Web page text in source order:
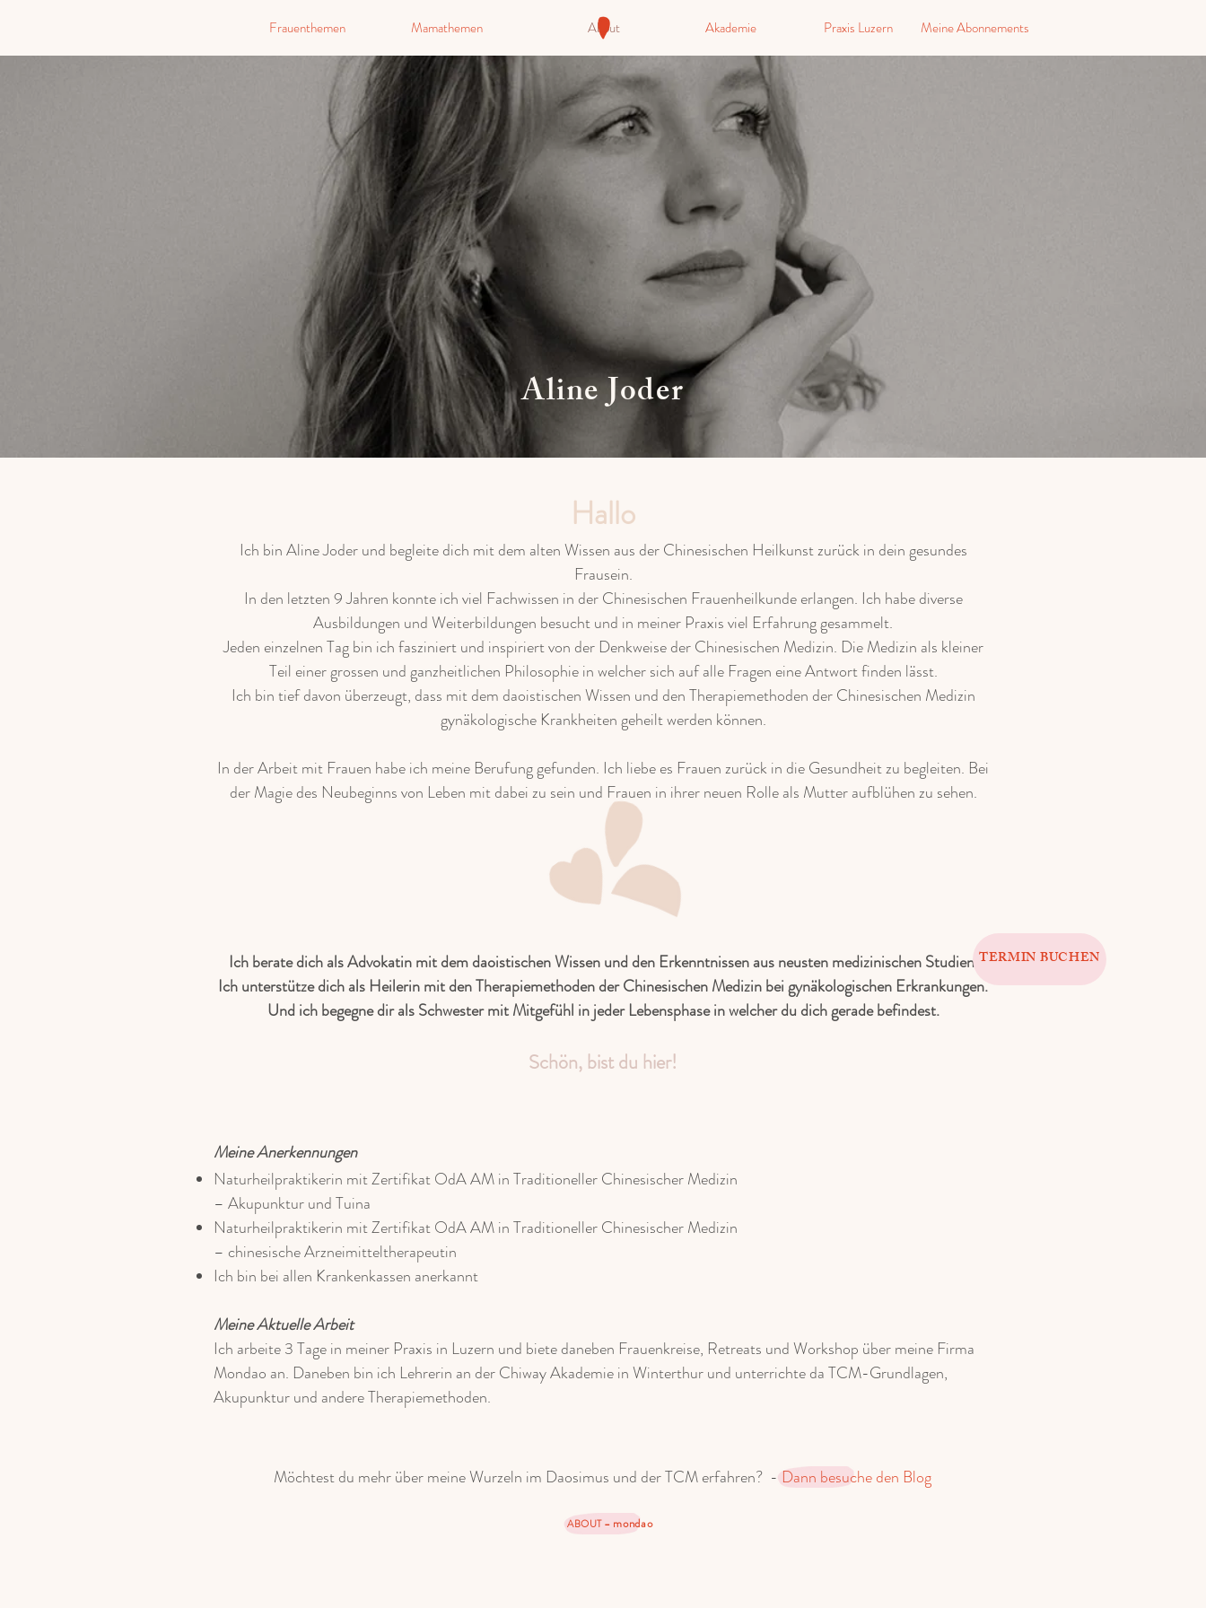
Frauenthemen Mamathemen About Akademie Praxis Luzern Meine Abonnements
TERMIN BUCHEN
Aline Joder
Hallo
Ich bin Aline Joderund begleite dich mit dem alten Wissen aus der Chinesischen Heilkunst zurück in dein gesundes
Frausein.
In den letzten 9 Jahren konnte ich viel Fachwissen in der Chinesischen Frauenheilkunde erlangen. Ich habe diverse
Ausbildungen und Weiterbildungen besucht und in meiner Praxis viel Erfahrung gesammelt.
Jeden einzelnen Tag bin ich fasziniert und inspiriert von der Denkweise der Chinesischen Medizin. Die Medizin als kleiner
Teil einer grossen und ganzheitlichen Philosophie in welcher sich auf alle Fragen eine Antwort finden lässt.
Ich bin tief davon überzeugt, dass mit dem daoistischen Wissen und den Therapiemethoden der Chinesischen Medizin
gynäkologische Krankheiten geheilt werden können.
In der Arbeit mit Frauen habe ich meine Berufung gefunden. Ich liebe es Frauen zurück in die Gesundheit zu begleiten. Bei
der Magie des Neubeginns von Leben mit dabei zu sein und Frauen in ihrer neuen Rolle als Mutter aufblühen zu sehen.
Ich berate dich als Advokatin mit dem daoistischen Wissen und den Erkenntnissen aus neusten medizinischen Studien.
Ich unterstütze dich als Heilerin mit den Therapiemethoden der Chinesischen Medizin bei gynäkologischen Erkrankungen.
Und ich begegne dir als Schwester mit Mitgefühl in jeder Lebensphase in welcher du dich gerade befindest.
Schön, bist du hier!
Meine Anerkennungen
Naturheilpraktikerin mit Zertifikat OdA AM in Traditioneller Chinesischer Medizin
– Akupunktur und Tuina
Naturheilpraktikerin mit Zertifikat OdA AM in Traditioneller Chinesischer Medizin
– chinesische Arzneimitteltherapeutin
Ich bin bei allen Krankenkassen anerkannt
Meine Aktuelle Arbeit
Ich arbeite 3 Tage in meiner Praxis in Luzern und biete daneben Frauenkreise, Retreats und Workshop über meine Firma
Mondao an. Daneben bin ich Lehrerin an der Chiway Akademie in Winterthur und unterrichte da TCM-Grundlagen,
Akupunktur und andere Therapiemethoden.
Möchtest du mehr über meine Wurzeln im Daosimus und der TCM erfahren? - Dann besuche den Blog
ABOUT – mondao